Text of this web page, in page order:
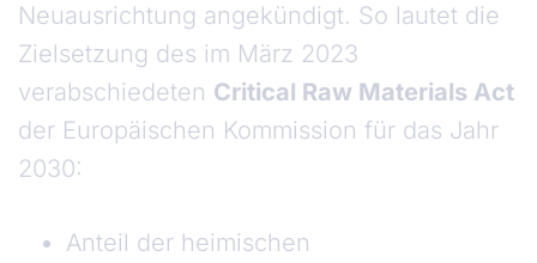
Neuausrichtung angekündigt. So lautet die
Zielsetzung des im März 2023
verabschiedeten Critical Raw Materials Act
der Europäischen Kommission für das Jahr
2030:
Anteil der heimischen